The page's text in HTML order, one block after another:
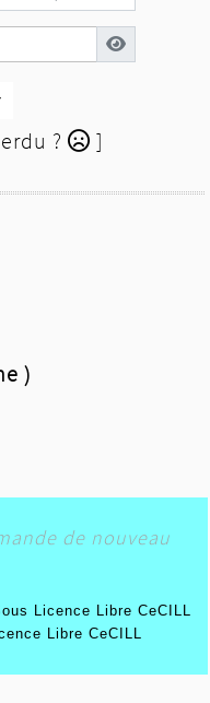
? ]
)
de nouveau
Licence Libre CeCILL
Libre CeCILL